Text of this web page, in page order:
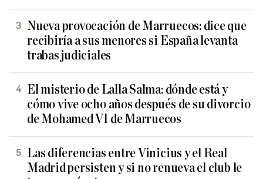
Nueva provocación de Marruecos: dice que
recibiría a sus menores si España levanta
trabas judiciales
El misterio de Lalla Salma: dónde está y
cómo vive ocho años después de su divorcio
de Mohamed VI de Marruecos
Las diferencias entre Vinicius y el Real
Madrid persisten y si no renueva el club le